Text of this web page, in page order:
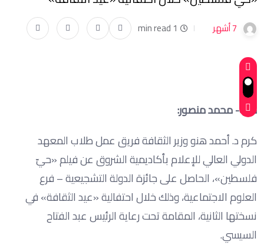
7 أشهر 1 min read
كتب- محمد منصور:
كرم د. أحمد هنو وزير الثقافة فريق عمل طلاب المعهد
الدولي العالي للإعلام بأكاديمية الشروق عن فيلم «حيّ
فلسطين»، الحاصل على جائزة الدولة التشجيعية – فرع
العلوم الاجتماعية، وذلك خلال احتفالية «عيد الثقافة» في
نسختها الثانية، المقامة تحت رعاية الرئيس عبد الفتاح
السيسي.